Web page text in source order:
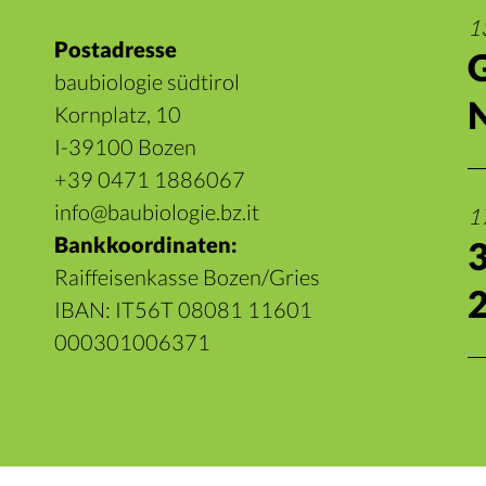
Postadresse
baubiologie südtirol
Kornplatz, 10
I-39100 Bozen
+39 0471 1886067
info@baubiologie.bz.it
Bankkoordinaten:
Raiffeisenkasse Bozen/Gries
IBAN: IT56T 08081 11601
000301006371